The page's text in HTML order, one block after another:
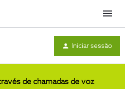
Menu
Iniciar sessão
de chamadas de voz